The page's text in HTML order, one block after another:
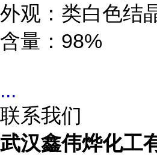
外观：类白色结
含量：98%
...
联系我们
武汉鑫伟烨化工